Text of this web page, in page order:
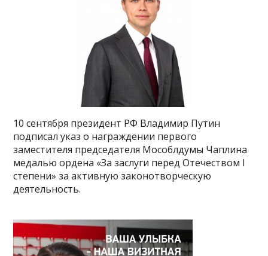
10 сентября президент РФ Владимир Путин
подписал указ о награждении первого
заместителя председателя Мособлдумы Чаплина
медалью ордена «За заслуги перед Отечеством I
степени» за активную законотворческую
деятельность.